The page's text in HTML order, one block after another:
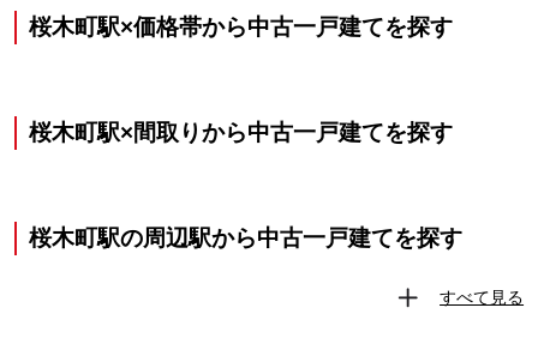
桜木町駅×価格帯から中古一戸建てを探す
桜木町駅×間取りから中古一戸建てを探す
桜木町駅の周辺駅から中古一戸建てを探す
すべて見る